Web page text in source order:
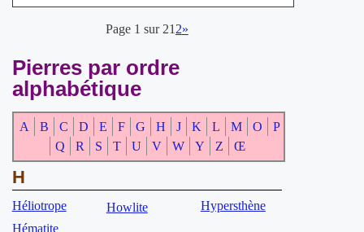
Page 1 sur 212»
Pierres par ordre
alphabétique
A B C D E F G H J K L M O
P
Q
R S T U V W Y Z Œ
H
Héliotrope
Hématite
Howlite Hypersthène